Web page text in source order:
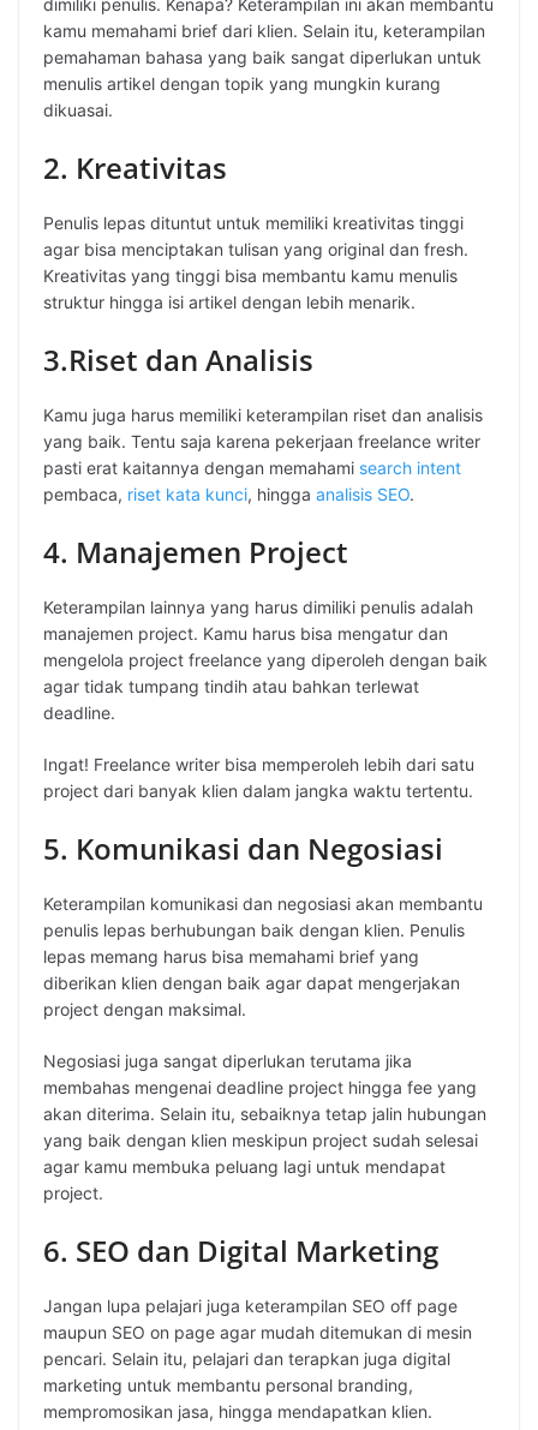
kamu memahami brief dari klien. Selain itu, keterampilan
pemahaman bahasa yang baik sangat diperlukan untuk
menulis artikel dengan topik yang mungkin kurang
dikuasai.
2. Kreativitas
Penulis lepas dituntut untuk memiliki kreativitas tinggi
agar bisa menciptakan tulisan yang original dan fresh.
Kreativitas yang tinggi bisa membantu kamu menulis
struktur hingga isi artikel dengan lebih menarik.
3.Riset dan Analisis
Kamu juga harus memiliki keterampilan riset dan analisis
yang baik. Tentu saja karena pekerjaan freelance writer
pasti erat kaitannya dengan memahami search intent
pembaca, riset kata kunci, hingga analisis SEO.
4. Manajemen Project
Keterampilan lainnya yang harus dimiliki penulis adalah
manajemen project. Kamu harus bisa mengatur dan
mengelola project freelance yang diperoleh dengan baik
agar tidak tumpang tindih atau bahkan terlewat
deadline.
Ingat! Freelance writer bisa memperoleh lebih dari satu
project dari banyak klien dalam jangka waktu tertentu.
5. Komunikasi dan Negosiasi
Keterampilan komunikasi dan negosiasi akan membantu
penulis lepas berhubungan baik dengan klien. Penulis
lepas memang harus bisa memahami brief yang
diberikan klien dengan baik agar dapat mengerjakan
project dengan maksimal.
Negosiasi juga sangat diperlukan terutama jika
membahas mengenai deadline project hingga fee yang
akan diterima. Selain itu, sebaiknya tetap jalin hubungan
yang baik dengan klien meskipun project sudah selesai
agar kamu membuka peluang lagi untuk mendapat
project.
6. SEO dan Digital Marketing
Jangan lupa pelajari juga keterampilan SEO off page
maupun SEO on page agar mudah ditemukan di mesin
pencari. Selain itu, pelajari dan terapkan juga digital
marketing untuk membantu personal branding,
mempromosikan jasa, hingga mendapatkan klien.